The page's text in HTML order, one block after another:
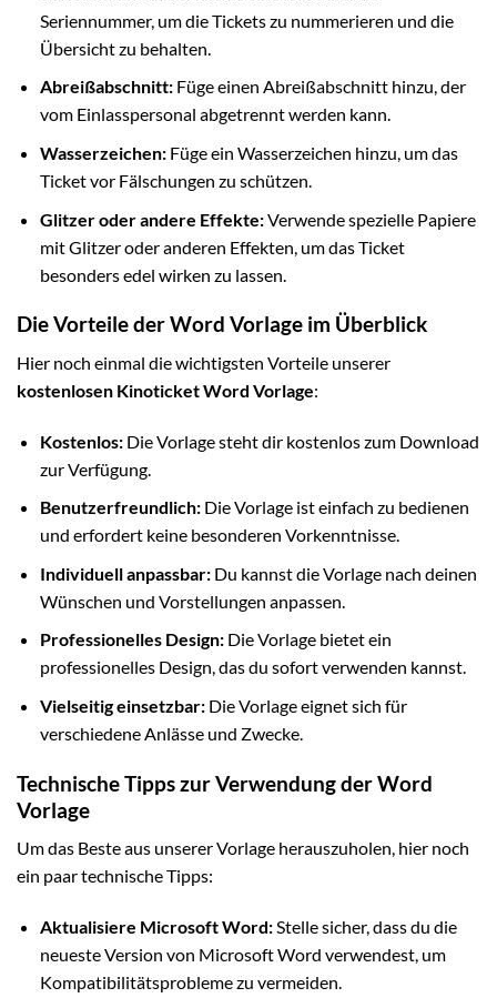
Seriennummer, um die Tickets zu nummerieren und die
Übersicht zu behalten.
Abreißabschnitt:Füge einen Abreißabschnitt hinzu, der
vom Einlasspersonal abgetrennt werden kann.
Wasserzeichen:Füge ein Wasserzeichen hinzu, um das
Ticket vor Fälschungen zu schützen.
Glitzer oder andere Effekte:Verwende spezielle Papiere
mit Glitzer oder anderen Effekten, um das Ticket
besonders edel wirken zu lassen.
Die Vorteile der Word Vorlage im Überblick
Hier noch einmal die wichtigsten Vorteile unserer
kostenlosen Kinoticket Word Vorlage:
Kostenlos:Die Vorlage steht dir kostenlos zum Download
zur Verfügung.
Benutzerfreundlich:Die Vorlage ist einfach zu bedienen
und erfordert keine besonderen Vorkenntnisse.
Individuell anpassbar:Du kannst die Vorlage nach deinen
Wünschen und Vorstellungen anpassen.
Professionelles Design:Die Vorlage bietet ein
professionelles Design, das du sofort verwenden kannst.
Vielseitig einsetzbar:Die Vorlage eignet sich für
verschiedene Anlässe und Zwecke.
Technische Tipps zur Verwendung der Word
Vorlage
Um das Beste aus unserer Vorlage herauszuholen, hier noch
ein paar technische Tipps:
Aktualisiere Microsoft Word:Stelle sicher, dass du die
neueste Version von Microsoft Word verwendest, um
Kompatibilitätsprobleme zu vermeiden.